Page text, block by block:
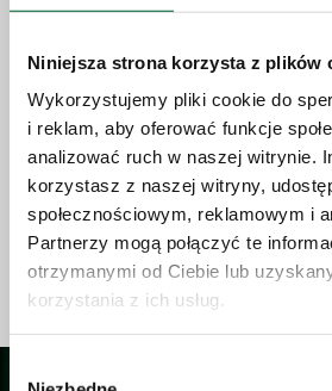
Niniejsza strona korzysta z plików
Wykorzystujemy pliki cookie do
i reklam, aby oferować funkcje
analizować ruch w naszej witrynie.
korzystasz z naszej witryny,
społecznościowym, reklamowym i
Partnerzy mogą połączyć te
otrzymanymi od Ciebie lub
korzystania z ich usług.
autobusy marki Solaris były
mieście na świecie,
i odnoszącą sukcesy markę.
firmę, w której można rozwijać
zawodową i osobistą, a
na poprawę jakości życia w
jeżdżą nasze autobusy.Chcemy
inspiruje ludzi, bez względu
jesteśmy.